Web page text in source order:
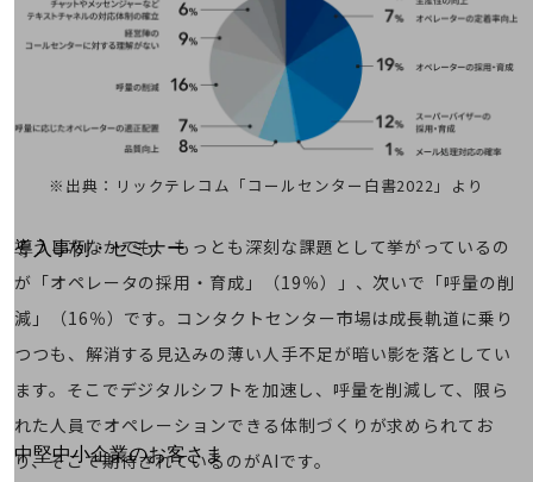
運用保守・故障紛失サポート
導入事例・セミナー
導入事例TOP
最新の導入事例や注目の導入事例をご紹介します
開催・出展する各種セミナー、イベント情報をご紹介します
中堅中小企業のお客さま
※出典：リックテレコム「コールセンター白書2022」より
そうしたなかでも、もっとも深刻な課題として挙がっているの
が「オペレータの採用・育成」（19％）」、次いで「呼量の削
減」（16％）です。コンタクトセンター市場は成長軌道に乗り
つつも、解消する見込みの薄い人手不足が暗い影を落としてい
ます。そこでデジタルシフトを加速し、呼量を削減して、限ら
れた人員でオペレーションできる体制づくりが求められてお
り、そこで期待されているのがAIです。